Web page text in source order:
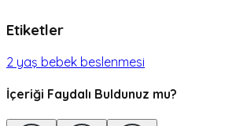
Etiketler
2 yaş bebek beslenmesi
İçeriği Faydalı Buldunuz mu?